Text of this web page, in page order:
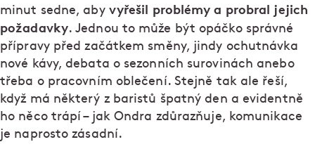
minut sedne, aby vyřešil problémy a probral jejich
požadavky. Jednou to může být opáčko správné
přípravy před začátkem směny, jindy ochutnávka
nové kávy, debata o sezonních surovinách anebo
třeba o pracovním oblečení. Stejně tak ale řeší,
když má některý z baristů špatný den a evidentně
ho něco trápí – jak Ondra zdůrazňuje, komunikace
je naprosto zásadní.